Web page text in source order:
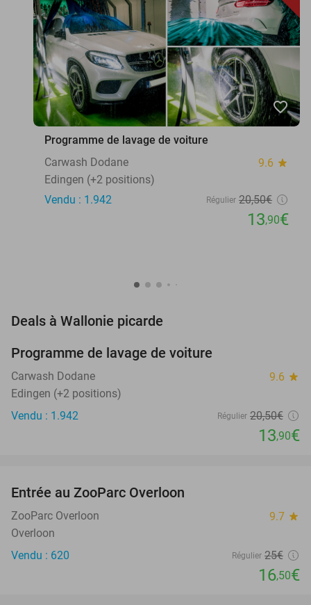
favorite_border
Programme de lavage de voiture
Carwash Dodane
9.6 star
Edingen (+2 positions)
Vendu : 1.942
Régulier 20,50€
13,90€
Deals à Wallonie picarde
Programme de lavage de voiture
Carwash Dodane 9.6 star
Edingen (+2 positions)
Vendu : 1.942
Régulier 20,50€
13,90€
TODAY
Entrée au ZooParc Overloon
ZooParc Overloon 9.7 star
Overloon
Vendu : 620
Régulier 25€
16,50€